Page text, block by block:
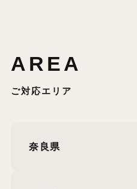
AREA
ご対応エリア
奈良県